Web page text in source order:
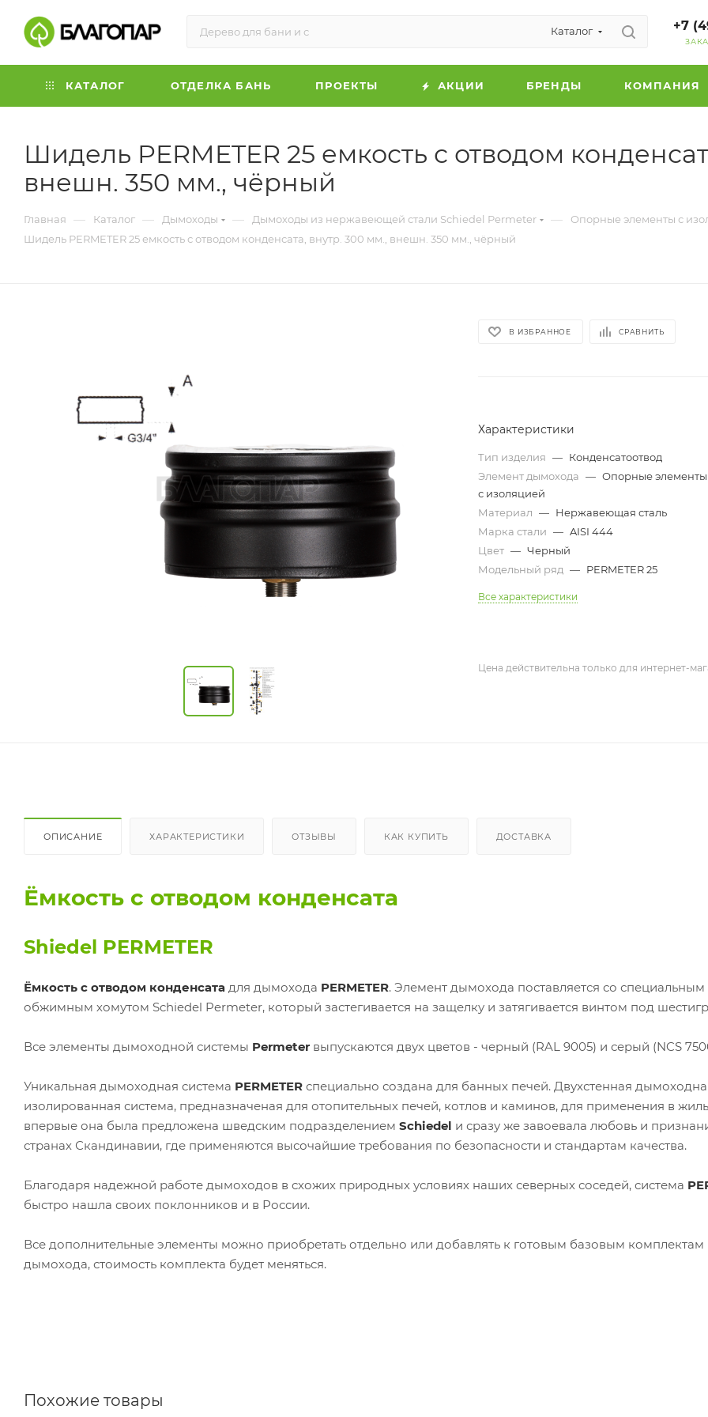
Каталог +7
КАТАЛОГ ОТДЕЛКА БАНЬ ПРОЕКТЫ АКЦИИ БРЕНДЫ КОМПАНИЯ
Шидель PERMETER 25 емкость с отводом
внешн. 350 мм., чёрный
Главная — Каталог — Дымоходы — Дымоходы из нержавеющей стали Schiedel Permeter — Опорные элементы с
Шидель PERMETER 25 емкость с отводом конденсата, внутр. 300 мм., внешн. 350 мм., чёрный
В ИЗБРАННОЕ СРАВНИТЬ
Характеристики
Тип изделия — Конденсатоотвод
Элемент дымохода — Опорные элементы
с изоляцией
Материал — Нержавеющая сталь
Марка стали — AISI 444
Цвет — Черный
Модельный ряд — PERMETER 25
Все характеристики
Цена действительна только для интернет-
ОПИСАНИЕ ХАРАКТЕРИСТИКИ ОТЗЫВЫ КАК КУПИТЬ ДОСТАВКА
Ёмкость с отводом конденсата
Shiedel PERMETER
Ёмкость с отводом конденсата для дымохода PERMETER. Элемент дымохода поставляется со специальным
обжимным хомутом Schiedel Permeter, который застегивается на защелку и затягивается винтом под
Все элементы дымоходной системы Permeter выпускаются двух цветов - черный (RAL 9005) и серый (NCS
Уникальная дымоходная система PERMETER специально создана для банных печей. Двухстенная
изолированная система, предназначеная для отопительных печей, котлов и каминов, для применения в
впервые она была предложена шведским подразделением Schiedel и сразу же завоевала любовь и
странах Скандинавии, где применяются высочайшие требования по безопасности и стандартам качества.
Благодаря надежной работе дымоходов в схожих природных условиях наших северных соседей, система
быстро нашла своих поклонников и в России.
Все дополнительные элементы можно приобретать отдельно или добавлять к готовым базовым комплектам
дымохода, стоимость комплекта будет меняться.
Похожие товары